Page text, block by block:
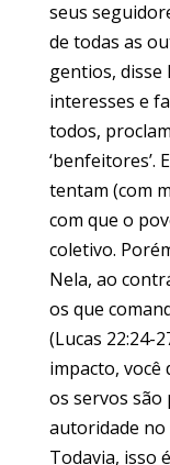
seus
de todas as
gentios, disse
interesses e
todos,
‘benfeitores’.
tentam (com
com que o
coletivo.
Nela, ao
os que
(Lucas 22:24-
impacto, você
os servos são
autoridade no
Todavia, isso